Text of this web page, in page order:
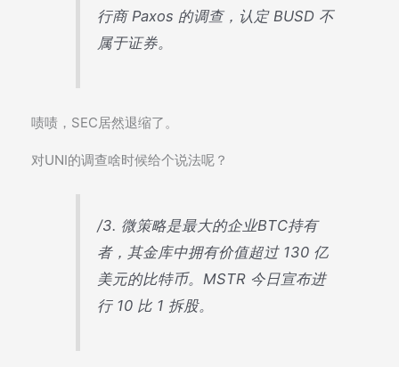
行商 Paxos 的调查，认定 BUSD 不
属于证券。
啧啧，SEC居然退缩了。
对UNI的调查啥时候给个说法呢？
/3. 微策略是最大的企业BTC持有
者，其金库中拥有价值超过 130 亿
美元的比特币。MSTR 今日宣布进
行 10 比 1 拆股。